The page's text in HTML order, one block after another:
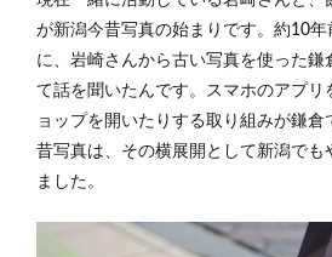
が新潟今昔写真の始まりです。約10
に、岩崎さんから古い写真を使った鎌
て話を聞いたんです。スマホのアプリ
ョップを開いたりする取り組みが鎌倉
昔写真は、その横展開として新潟でも
ました。